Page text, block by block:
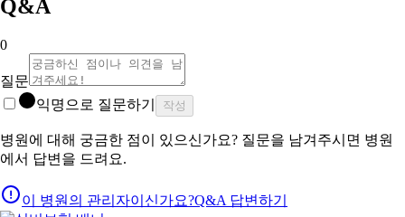
Q&A
0
질문
익명으로 질문하기
작성
병원에 대해 궁금한 점이 있으신가요? 질문을 남겨주시면 병원
에서 답변을 드려요.
이 병원의 관리자이신가요?Q&A 답변하기